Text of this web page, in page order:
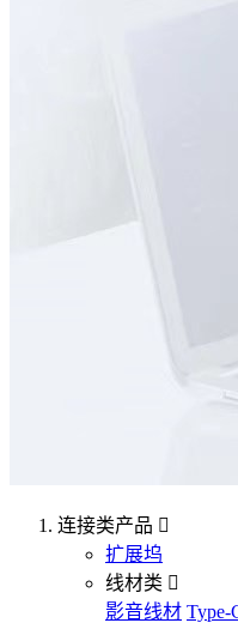
连接类产品
扩展坞
线材类
影音线材 Type-